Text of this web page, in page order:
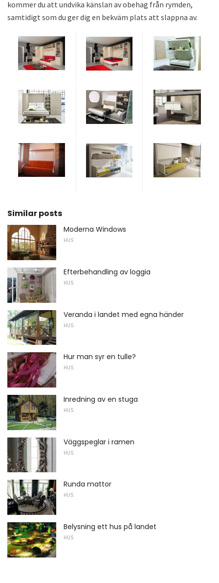
kommer du att undvika känslan av obehag från rymden,
samtidigt som du ger dig en bekväm plats att slappna av.
Similar posts
Moderna Windows
HUS
Efterbehandling av loggia
HUS
Veranda i landet med egna händer
HUS
Hur man syr en tulle?
HUS
Inredning av en stuga
HUS
Väggspeglar i ramen
HUS
Runda mattor
HUS
Belysning ett hus på landet
HUS